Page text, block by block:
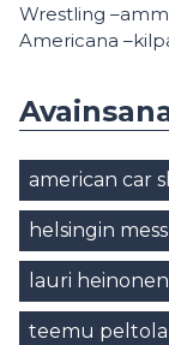
Wrestling
Americana
american car
helsingin
lauri heinonen
teemu peltola